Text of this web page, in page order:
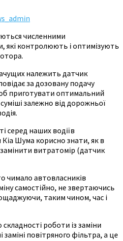
численними
які контролюють і оптимізують
належить датчик
за дозовану подачу
приготувати оптимальний
залежно від дорожньої
серед наших водіїв
Кіа Шума корисно знати, як в
витратомір (датчик
чимало автовласників
самостійно, не звертаючись
таким чином, час і
роботи із заміни
повітряного фільтра, а це